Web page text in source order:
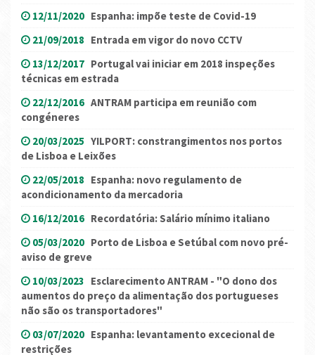
12/11/2020 Espanha: impõe teste de Covid-19
21/09/2018 Entrada em vigor do novo CCTV
13/12/2017 Portugal vai iniciar em 2018 inspeções
técnicas em estrada
22/12/2016 ANTRAM participa em reunião com
congéneres
20/03/2025 YILPORT: constrangimentos nos portos
de Lisboa e Leixões
22/05/2018 Espanha: novo regulamento de
acondicionamento da mercadoria
16/12/2016 Recordatória: Salário mínimo italiano
05/03/2020 Porto de Lisboa e Setúbal com novo pré-
aviso de greve
10/03/2023 Esclarecimento ANTRAM - "O dono dos
aumentos do preço da alimentação dos portugueses
não são os transportadores"
03/07/2020 Espanha: levantamento excecional de
restrições